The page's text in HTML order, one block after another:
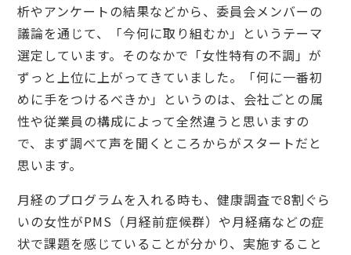
析やアンケートの結果などから、委員会メンバーの
議論を通じて、「今何に取り組むか」というテーマ
選定しています。そのなかで「女性特有の不調」が
ずっと上位に上がってきていました。「何に一番初
めに手をつけるべきか」というのは、会社ごとの属
性や従業員の構成によって全然違うと思いますの
で、まず調べて声を聞くところからがスタートだと
思います。
月経のプログラムを入れる時も、健康調査で8割ぐら
いの女性がPMS（月経前症候群）や月経痛などの症
状で課題を感じていることが分かり、実施すること